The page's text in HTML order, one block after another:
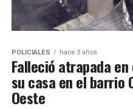
POLICIALES hace 3 años
Falleció atrapada
su casa en el barrio
Oeste